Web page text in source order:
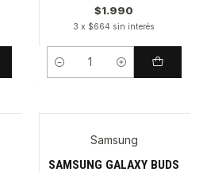
$1.990
3 x $664 sin interés
Cantidad
Samsung
SAMSUNG GALAXY BUDS